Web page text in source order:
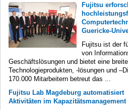
Fujitsu
Guericke-
Fujitsu ist der
von
Geschäftslösungen und bietet eine
Technologieprodukten, -lösungen und
170.000 Mitarbeitern betreut das ...
Fujitsu Lab Magdeburg automatisiert
Aktivitäten im Kapazitätsmanagement